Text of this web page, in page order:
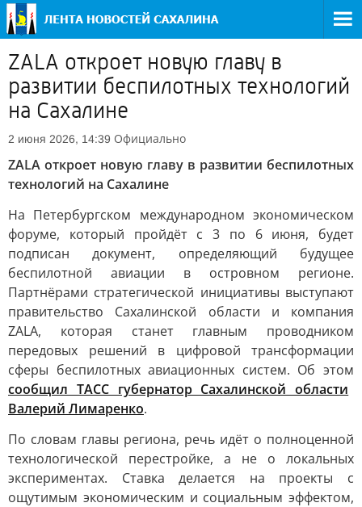
ZALA откроет новую главу в
развитии беспилотных технологий
на Сахалине
2 июня 2026, 14:39 Официально
ZALA откроет новую главу в развитии беспилотных
технологий на Сахалине
На Петербургском международном экономическом
форуме, который пройдёт с 3 по 6 июня, будет
подписан документ, определяющий будущее
беспилотной авиации в островном регионе.
Партнёрами стратегической инициативы выступают
правительство Сахалинской области и компания
ZALA, которая станет главным проводником
передовых решений в цифровой трансформации
сферы беспилотных авиационных систем. Об этом
сообщил ТАСС губернатор Сахалинской области
Валерий Лимаренко.
По словам главы региона, речь идёт о полноценной
технологической перестройке, а не о локальных
экспериментах. Ставка делается на проекты с
ощутимым экономическим и социальным эффектом,